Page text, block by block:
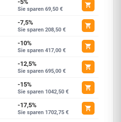
-5%
Sie sparen 69,50 €
-7,5%
Sie sparen 208,50 €
-10%
Sie sparen 417,00 €
-12,5%
Sie sparen 695,00 €
-15%
Sie sparen 1042,50 €
-17,5%
Sie sparen 1702,75 €